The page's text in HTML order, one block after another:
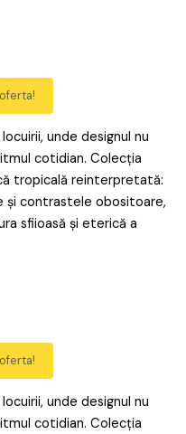
unde designul nu
cotidian. Colecția
tropicală reinterpretată:
contrastele obositoare,
sfiioasă și eterică a
unde designul nu
cotidian. Colecția